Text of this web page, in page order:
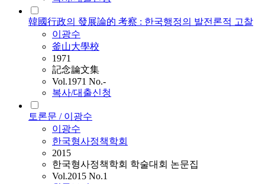
韓國行政의 發展論的 考察 : 한국행정의 발전론적 고찰
이광수
釜山大學校
1971
記念論文集
Vol.1971 No.-
복사/대출신청
토론문 / 이광수
이광수
한국형사정책학회
2015
한국형사정책학회 학술대회 논문집
Vol.2015 No.1